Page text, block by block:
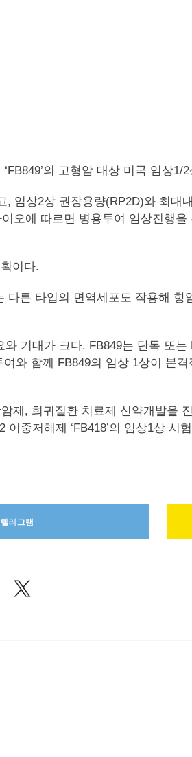
의 고형암 대상 미국 임상
상2상 권장용량(RP2D)와 최대
오에 따르면 병용투여 임상진행
이다.
른 타입의 면역세포도 작용해
기대가 크다. FB849는 단독 또
와 함께 FB849의 임상 1상이 본
제, 희귀질환 치료제 신약개발을
중저해제 ‘FB418’의 임상1상
텔레그램
트위
터로